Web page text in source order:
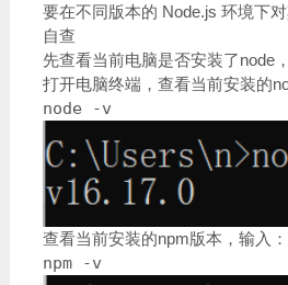
要在不同版本的 Node.js 环境下对
自查
先查看当前电脑是否安装了node
打开电脑终端，查看当前安装的
node -v
查看当前安装的npm版本，输入：
npm -v